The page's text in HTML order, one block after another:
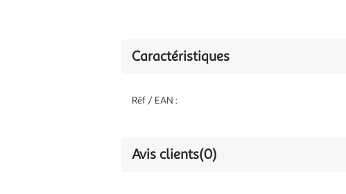
Caractéristiques
Réf / EAN :
Avis clients(0)